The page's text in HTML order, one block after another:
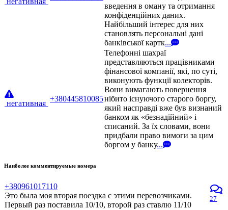
введення в оману та отримання
конфіденційних даних.
Найбільший інтерес для них
становлять персональні дані
банківської картк...
негативная
+380445810085
Телефонні шахраї
представляються працівниками
фінансової компанії, які, по суті,
виконують функції колекторів.
Вони вимагають повернення
нібито існуючого старого боргу,
який насправді вже був визнаний
банком як «безнадійний» і
списаний. За їх словами, вони
придбали право вимоги за цим
боргом у банку...
Наиболее комментируемые номера
+380961017110
Это была моя вторая поездка с этими перевозчиками.
Первый раз поставила 10/10, второй раз ставлю 11/10
27